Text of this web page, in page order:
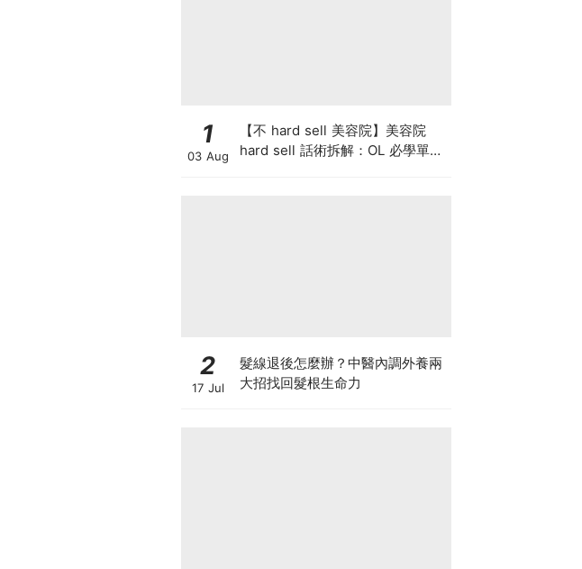
1
03 Aug
【不 hard sell 美容院】美容院
hard sell 話術拆解：OL 必學單次
2
17 Jul
髮線退後怎麼辦？中醫內調外養兩
大招找回髮根生命力